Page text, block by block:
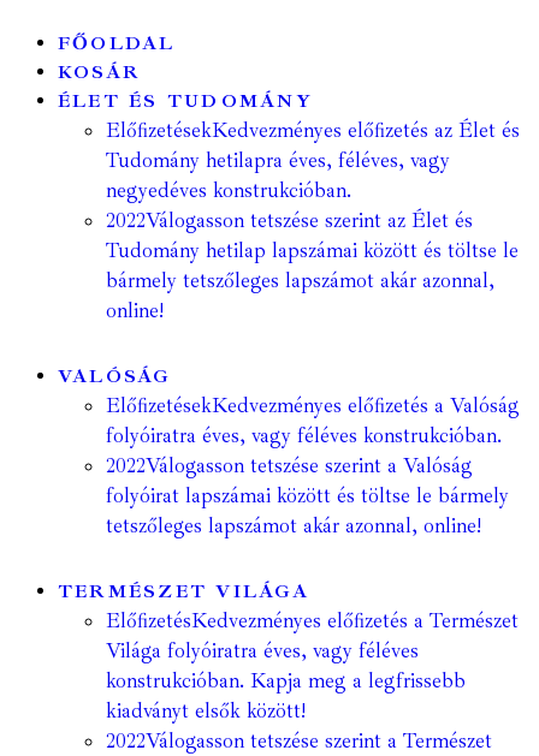
FŐOLDAL
KOSÁR
ÉLET ÉS TUDOMÁNY
ElőfizetésekKedvezményes előfizetés az Élet és
Tudomány hetilapra éves, féléves, vagy
negyedéves konstrukcióban.
2022Válogasson tetszése szerint az Élet és
Tudomány hetilap lapszámai között és töltse le
bármely tetszőleges lapszámot akár azonnal,
online!
VALÓSÁG
ElőfizetésekKedvezményes előfizetés a Valóság
folyóiratra éves, vagy féléves konstrukcióban.
2022Válogasson tetszése szerint a Valóság
folyóirat lapszámai között és töltse le bármely
tetszőleges lapszámot akár azonnal, online!
TERMÉSZET VILÁGA
ElőfizetésKedvezményes előfizetés a Természet
Világa folyóiratra éves, vagy féléves
konstrukcióban. Kapja meg a legfrissebb
kiadványt elsők között!
2022Válogasson tetszése szerint a Természet